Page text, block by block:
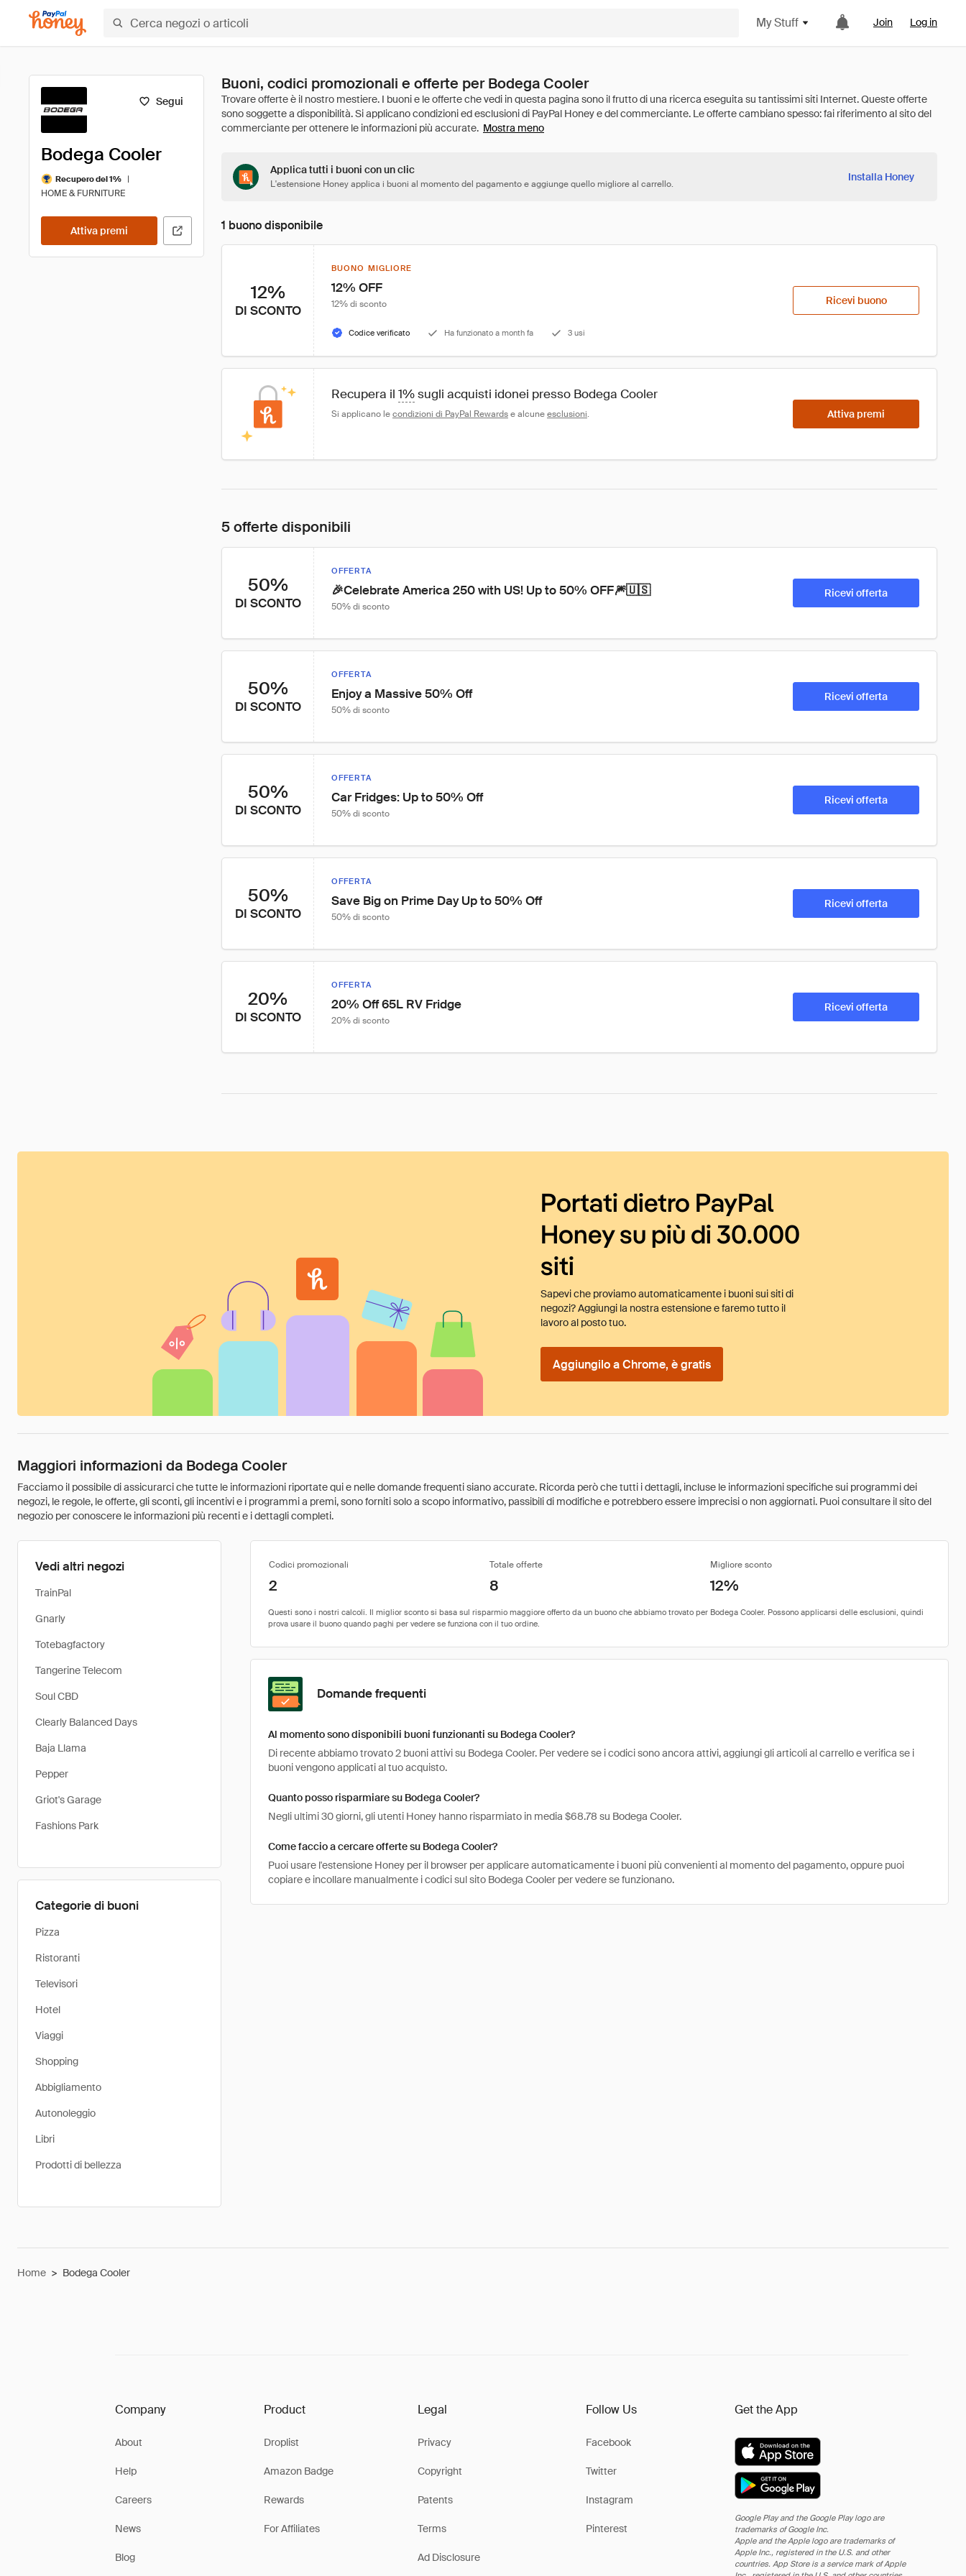
My Stuff Join Log in
Segui
Bodega Cooler
Recupero del 1%
|
HOME & FURNITURE
Attiva premi
Buoni, codici promozionali e offerte per Bodega Cooler
Mostra meno
Applica tutti i buoni con un clic
L'estensione Honey applica i buoni al momento del pagamento e aggiunge quello migliore al carrello.
Installa Honey
1 buono disponibile
12%
DI SCONTO
BUONO MIGLIORE
12% OFF
12% di sconto
Codice verificato Ha funzionato a month fa 3 usi
Ricevi buono
Recupera il 1% sugli acquisti idonei presso Bodega Cooler
Si applicano le condizioni di PayPal Rewards e alcune esclusioni. Attiva premi
5 offerte disponibili
50%
DI SCONTO
OFFERTA
🎉Celebrate America 250 with US! Up to 50% OFF🎆🇺🇸
50% di sconto
Ricevi offerta
50%
DI SCONTO
OFFERTA
Enjoy a Massive 50% Off
50% di sconto
Ricevi offerta
50%
DI SCONTO
OFFERTA
Car Fridges: Up to 50% Off
50% di sconto
Ricevi offerta
50%
DI SCONTO
OFFERTA
Save Big on Prime Day Up to 50% Off
50% di sconto
Ricevi offerta
20%
DI SCONTO
OFFERTA
20% Off 65L RV Fridge
20% di sconto
Ricevi offerta
Portati dietro PayPal
Honey su più di 30.000
siti
Sapevi che proviamo automaticamente i buoni sui siti di
negozi? Aggiungi la nostra estensione e faremo tutto il
lavoro al posto tuo.
Aggiungilo a Chrome, è gratis
Maggiori informazioni da Bodega Cooler
Facciamo il possibile di assicurarci che tutte le informazioni riportate qui e nelle domande frequenti siano accurate. Ricorda però che tutti i dettagli, incluse le informazioni specifiche sui programmi dei
negozi, le regole, le offerte, gli sconti, gli incentivi e i programmi a premi, sono forniti solo a scopo informativo, passibili di modifiche e potrebbero essere imprecisi o non aggiornati. Puoi consultare il sito del
negozio per conoscere le informazioni più recenti e i dettagli completi.
Vedi altri negozi
TrainPal
Gnarly
Totebagfactory
Tangerine Telecom
Soul CBD
Clearly Balanced Days
Baja Llama
Pepper
Griot's Garage
Fashions Park
Categorie di buoni
Pizza
Ristoranti
Televisori
Hotel
Viaggi
Shopping
Abbigliamento
Autonoleggio
Libri
Prodotti di bellezza
Codici promozionali Totale offerte Migliore sconto
2 8 12%
Domande frequenti
Al momento sono disponibili buoni funzionanti su Bodega Cooler?
Di recente abbiamo trovato 2 buoni attivi su Bodega Cooler. Per vedere se i codici sono ancora attivi, aggiungi gli articoli al carrello e verifica se i
buoni vengono applicati al tuo acquisto.
Quanto posso risparmiare su Bodega Cooler?
Negli ultimi 30 giorni, gli utenti Honey hanno risparmiato in media $68.78 su Bodega Cooler.
Come faccio a cercare offerte su Bodega Cooler?
Puoi usare l'estensione Honey per il browser per applicare automaticamente i buoni più convenienti al momento del pagamento, oppure puoi
copiare e incollare manualmente i codici sul sito Bodega Cooler per vedere se funzionano.
Home > Bodega Cooler
Company
About
Help
Careers
News
Blog
Product
Droplist
Amazon Badge
Rewards
For Affiliates
Legal
Privacy
Copyright
Patents
Terms
Ad Disclosure
Follow Us
Facebook
Twitter
Instagram
Pinterest
Get the App
Google Play and the Google Play logo are
trademarks of Google Inc.
Apple and the Apple logo are trademarks of
Apple Inc., registered in the U.S. and other
countries. App Store is a service mark of Apple